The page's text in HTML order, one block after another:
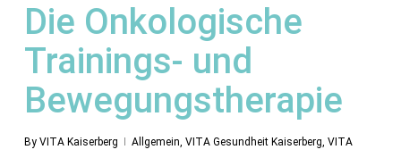
Die Onkologische
Trainings- und
Bewegungstherapie
By VITA Kaiserberg Allgemein, VITA Gesundheit Kaiserberg, VITA